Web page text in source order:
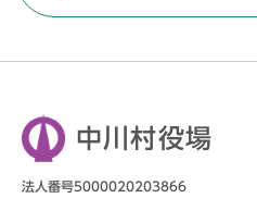
中川村役場
法人番号5000020203866